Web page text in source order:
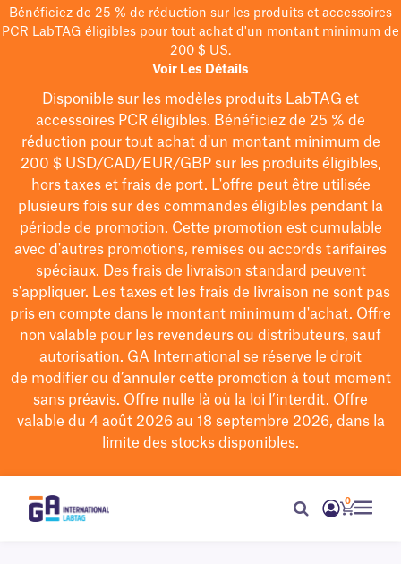
Bénéficiez de 25 % de réduction sur les produits et accessoires
PCR LabTAG éligibles pour tout achat d'un montant minimum de
200 $ US.
Voir Les Détails
Disponible sur les modèles produits LabTAG et
accessoires PCR éligibles. Bénéficiez de 25 % de
réduction pour tout achat d'un montant minimum de
200 $USD/CAD/EUR/GBPsur les produits éligibles,
hors taxes et frais de port. L'offre peut être utilisée
plusieurs fois sur des commandes éligibles pendant la
période de promotion. Cette promotion est cumulable
avec d'autres promotions, remises ou accords tarifaires
spéciaux. Des frais de livraison standard peuvent
s'appliquer. Les taxes et les frais de livraison ne sont pas
pris en compte dans le montant minimum d'achat. Offre
non valable pour les revendeurs ou distributeurs, sauf
autorisation. GA International se réserve le droit
de modifierou d’annuler cette promotion à tout moment
sans préavis. Offre nulle là où la loi l’interdit. Offre
valable du 4 août 2026 au 18 septembre 2026, dans la
limite des stocks disponibles.
0